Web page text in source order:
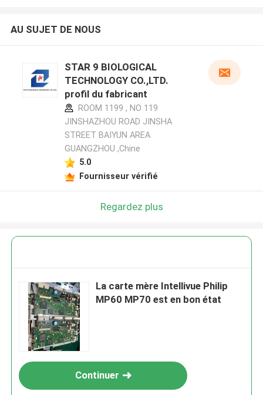
AU SUJET DE NOUS
STAR 9 BIOLOGICAL
TECHNOLOGY CO.,LTD.
profil du fabricant
ROOM 1199 , NO 119
JINSHAZHOU ROAD JINSHA
STREET BAIYUN AREA
GUANGZHOU ,Chine
5.0
Fournisseur vérifié
Regardez plus
La carte mère Intellivue Philip
MP60 MP70 est en bon état
Continuer